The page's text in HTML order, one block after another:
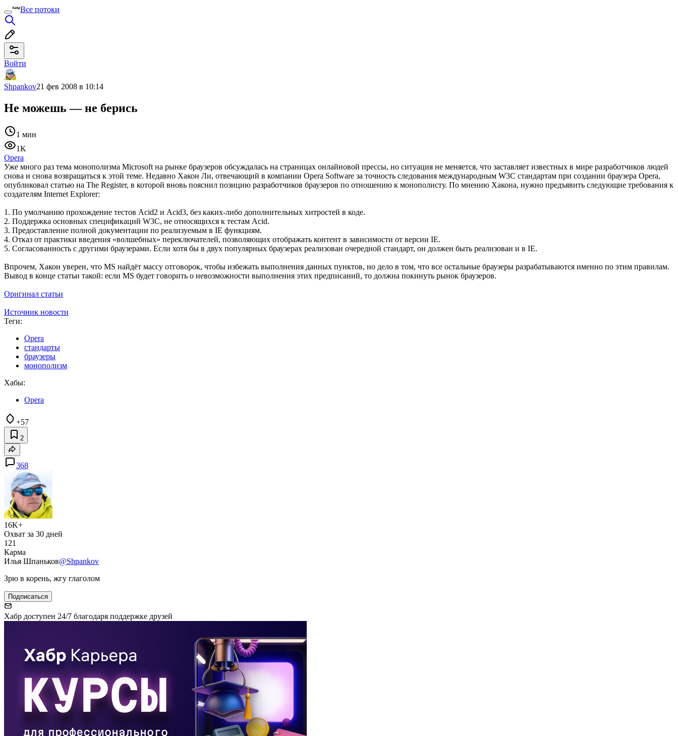
Все потоки
Войти
Shpankov21 фев 2008 в 10:14
Не можешь — не берись
1 мин
1K
Opera
Уже много раз тема монополизма Microsoft на рынке браузеров обсуждалась на страницах онлайновой прессы, но ситуация не меняется, что заставляет известных в мире разработчиков людей
снова и снова возвращаться к этой теме. Недавно Хакон Ли, отвечающий в компании Opera Software за точность следования международным W3C стандартам при создании браузера Opera,
опубликовал статью на The Register, в которой вновь пояснил позицию разработчиков браузеров по отношению к монополисту. По мнению Хакона, нужно предъявить следующие требования к
создателям Internet Explorer:
1. По умолчанию прохождение тестов Acid2 и Acid3, без каких-либо дополнительных хитростей в коде.
2. Поддержка основных спецификаций W3C, не относящихся к тестам Acid.
3. Предоставление полной документации по реализуемым в IE функциям.
4. Отказ от практики введения «волшебных» переключателей, позволяющих отображать контент в зависимости от версии IE.
5. Согласованность с другими браузерами. Если хотя бы в двух популярных браузерах реализован очередной стандарт, он должен быть реализован и в IE.
Впрочем, Хакон уверен, что MS найдёт массу отговорок, чтобы избежать выполнения данных пунктов, но дело в том, что все остальные браузеры разрабатываются именно по этим правилам.
Вывод в конце статьи такой: если MS будет говорить о невозможности выполнения этих предписаний, то должна покинуть рынок браузеров.
Оригинал статьи
Источник новости
Теги:
Opera
стандарты
браузеры
монополизм
Хабы:
Opera
+57
2
368
16K+
Охват за 30 дней
121
Карма
Илья Шпаньков@Shpankov
Зрю в корень, жгу глаголом
Подписаться
Хабр доступен 24/7 благодаря поддержке друзей